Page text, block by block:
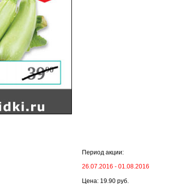
Период акции:
26.07.2016 - 01.08.2016
Цена: 19.90 руб.